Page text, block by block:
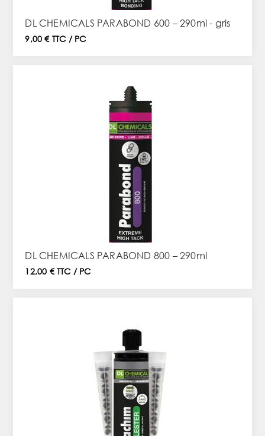
DL CHEMICALS PARABOND 600 – 290ml - gris
9,00 € TTC / PC
DL CHEMICALS PARABOND 800 – 290ml
12,00 € TTC / PC